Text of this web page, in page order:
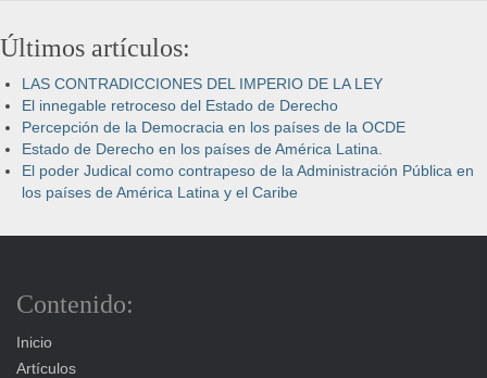
Últimos artículos:
LAS CONTRADICCIONES DEL IMPERIO DE LA LEY
El innegable retroceso del Estado de Derecho
Percepción de la Democracia en los países de la OCDE
Estado de Derecho en los países de América Latina.
El poder Judical como contrapeso de la Administración Pública en
los países de América Latina y el Caribe
Contenido:
Inicio
Artículos